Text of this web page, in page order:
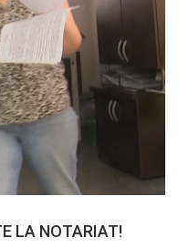
LA NOTARIAT!